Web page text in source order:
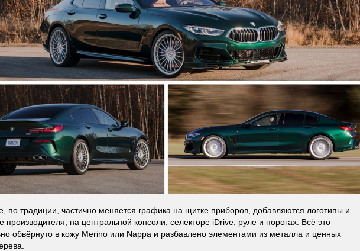
по традиции, частично меняется графика на щитке приборов, добавляются логотипы и
производителя, на центральной консоли, селекторе iDrive, руле и порогах. Всё это
обвёрнуто в кожу Merino или Nappa и разбавлено элементами из металла и ценных